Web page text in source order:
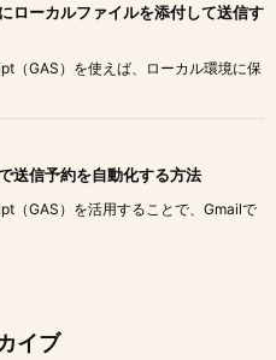
ローカルファイルを添付して送信す
（GAS）を使えば、ローカル環境に保
送信予約を自動化する方法
（GAS）を活用することで、Gmailで
イブ